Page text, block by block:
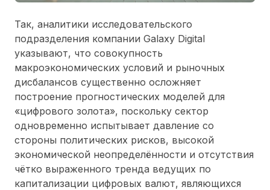
Так, аналитики исследовательского
подразделения компании Galaxy Digital
указывают, что совокупность
макроэкономических условий и рыночных
дисбалансов существенно осложняет
построение прогностических моделей для
«цифрового золота», поскольку сектор
одновременно испытывает давление со
стороны политических рисков, высокой
экономической неопределённости и отсутствия
чётко выраженного тренда ведущих по
капитализации цифровых валют, являющихся